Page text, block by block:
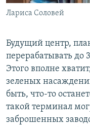
Лариса Соловей
Будущий центр,
перерабатывать до
Этого вполне
зеленых
быть, что-то
такой терминал
заброшенных